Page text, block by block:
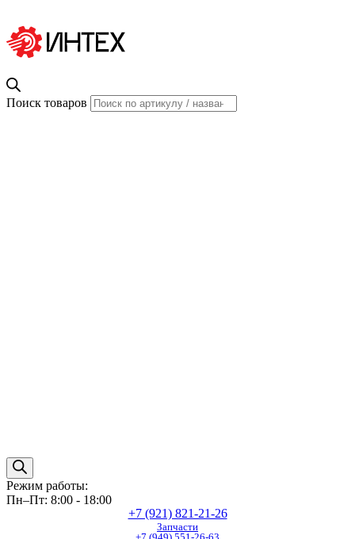
Поиск товаров
Режим работы:
Пн–Пт: 8:00 - 18:00
+7 (921) 821-21-26
Запчасти